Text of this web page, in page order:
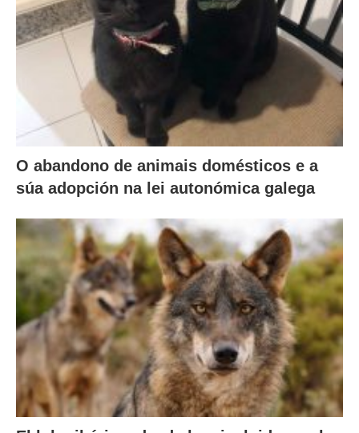
O abandono de animais domésticos e a
súa adopción na lei autonómica galega